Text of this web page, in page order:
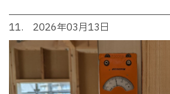
11. 2026年03月13日